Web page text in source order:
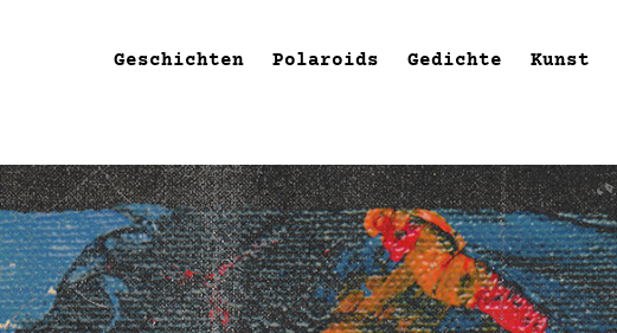
Geschichten Polaroids Gedichte Kunst